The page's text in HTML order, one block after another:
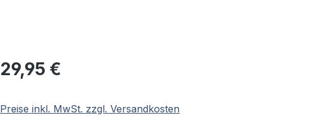
Regulärer Preis:
29,95 €
Preise inkl. MwSt. zzgl. Versandkosten